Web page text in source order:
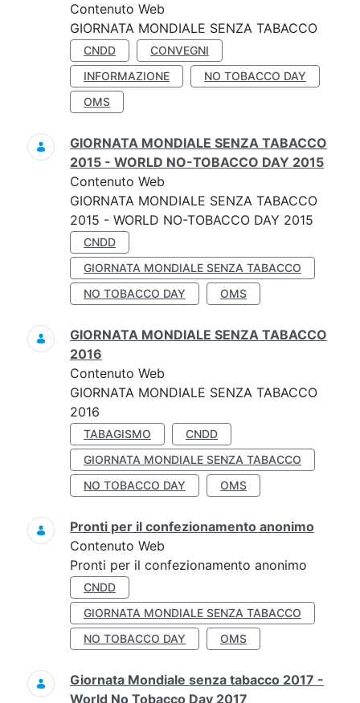
Contenuto Web
GIORNATA MONDIALE SENZA TABACCO
CNDD
CONVEGNI
INFORMAZIONE
NO TOBACCO DAY
OMS
GIORNATA MONDIALE SENZA TABACCO
2015 - WORLD NO-TOBACCO DAY 2015
Contenuto Web
GIORNATA MONDIALE SENZA TABACCO
2015 - WORLD NO-TOBACCO DAY 2015
CNDD
GIORNATA MONDIALE SENZA TABACCO
NO TOBACCO DAY
OMS
GIORNATA MONDIALE SENZA TABACCO
2016
Contenuto Web
GIORNATA MONDIALE SENZA TABACCO
2016
TABAGISMO
CNDD
GIORNATA MONDIALE SENZA TABACCO
NO TOBACCO DAY
OMS
Pronti per il confezionamento anonimo
Contenuto Web
Pronti per il confezionamento anonimo
CNDD
GIORNATA MONDIALE SENZA TABACCO
NO TOBACCO DAY
OMS
Giornata Mondiale senza tabacco 2017 -
World No Tobacco Day 2017